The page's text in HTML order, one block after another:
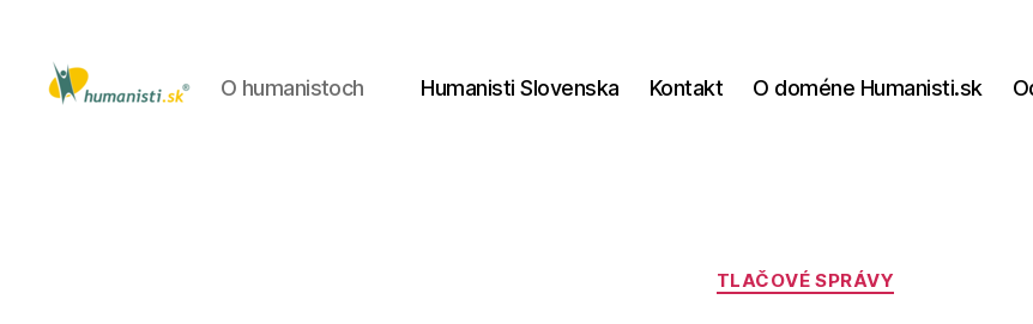
O humanistoch Humanisti Slovenska Kontakt O doméne Humanisti.sk
Kategórie
TLAČOVÉ SPRÁVY